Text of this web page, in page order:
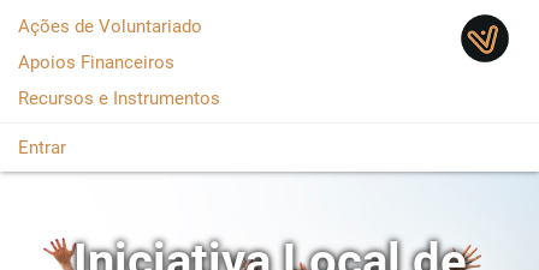
Ações de Voluntariado
Apoios Financeiros
Recursos e Instrumentos
Entrar